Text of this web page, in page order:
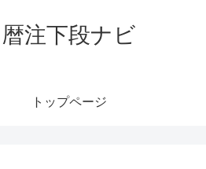
暦注下段ナビ
トップページ